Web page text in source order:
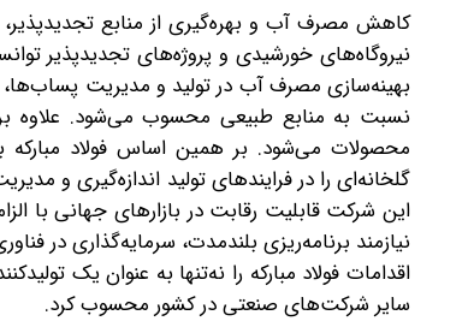
کاهش مصرف آب و بهره‌گیری از منابع تجدیدپذیر،
نیروگاه‌های خورشیدی و پروژه‌های تجدیدپذیر
بهینه‌سازی مصرف آب در تولید و مدیریت
نسبت به منابع طبیعی محسوب می‌شود. علاوه بر
محصولات می‌شود. بر همین اساس فولاد مبارکه
گلخانه‌ای را در فرایندهای تولید اندازه‌گیری
این شرکت قابلیت رقابت در بازارهای جهانی با
نیازمند برنامه‌ریزی بلندمدت، سرمایه‌گذاری در
اقدامات فولاد مبارکه را نه‌تنها به ‌عنوان یک
سایر شرکت‌های صنعتی در کشور محسوب کرد.